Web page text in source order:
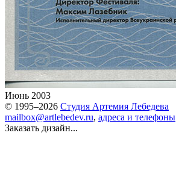
Июнь 2003
© 1995–2026 Студия Артемия Лебедева
mailbox@artlebedev.ru, адреса и телефоны
Заказать дизайн...